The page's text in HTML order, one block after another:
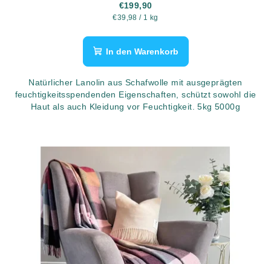
€199,90
Verkaufspreis:
€39,98 / 1 kg
In den Warenkorb
Natürlicher Lanolin aus Schafwolle mit ausgeprägten
feuchtigkeitsspendenden Eigenschaften, schützt sowohl die
Haut als auch Kleidung vor Feuchtigkeit. 5kg 5000g